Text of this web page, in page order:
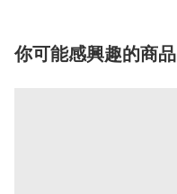
你可能感興趣的商品